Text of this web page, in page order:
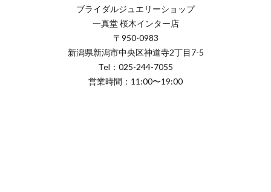
ブライダルジュエリーショップ
一真堂 桜木インター店
〒950-0983
新潟県新潟市中央区神道寺2丁目7-5
Tel：025-244-7055
営業時間：11:00〜19:00